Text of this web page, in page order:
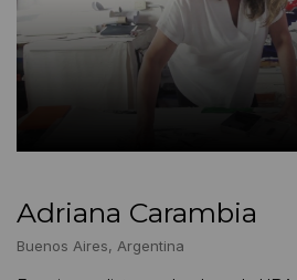
Adriana Carambia
Buenos Aires, Argentina